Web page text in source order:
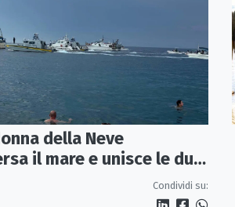
della Neve
il mare e unisce le due
Condividi su: